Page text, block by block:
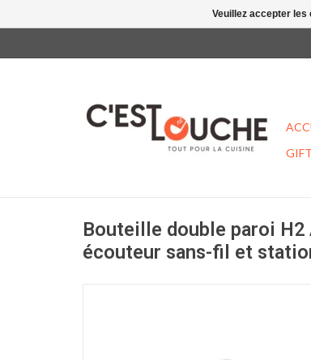
Bouteille double paroi
écouteur sans-fil et
Veuillez accepter